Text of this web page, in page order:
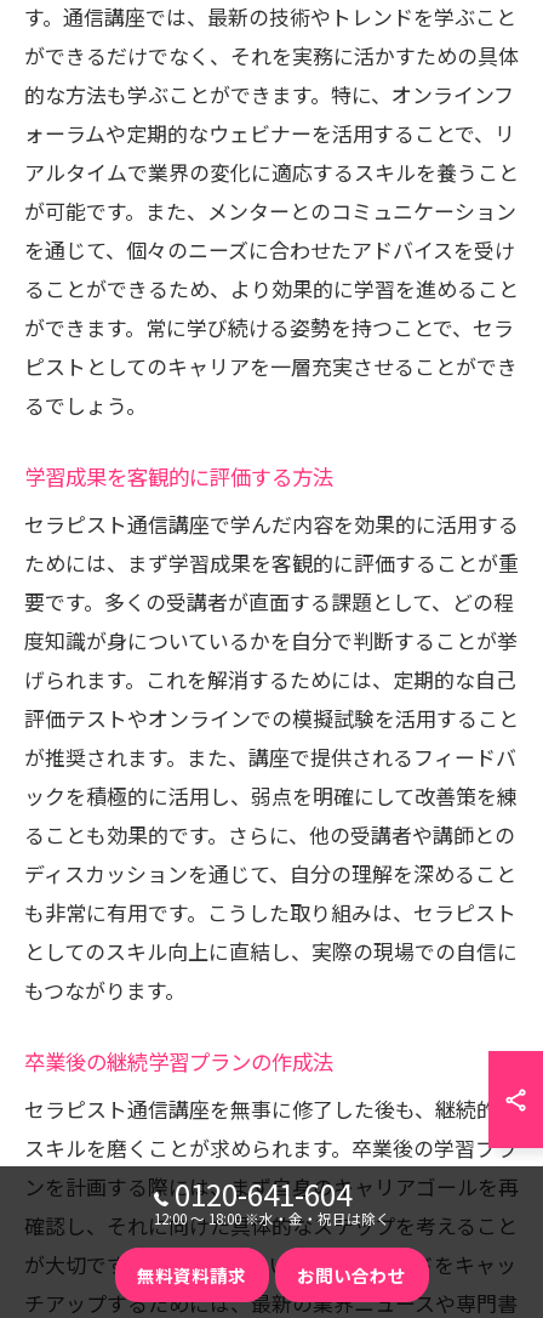
す。通信講座では、最新の技術やトレンドを学ぶこと
ができるだけでなく、それを実務に活かすための具体
的な方法も学ぶことができます。特に、オンラインフ
ォーラムや定期的なウェビナーを活用することで、リ
アルタイムで業界の変化に適応するスキルを養うこと
が可能です。また、メンターとのコミュニケーション
を通じて、個々のニーズに合わせたアドバイスを受け
ることができるため、より効果的に学習を進めること
ができます。常に学び続ける姿勢を持つことで、セラ
ピストとしてのキャリアを一層充実させることができ
るでしょう。
学習成果を客観的に評価する方法
セラピスト通信講座で学んだ内容を効果的に活用する
ためには、まず学習成果を客観的に評価することが重
要です。多くの受講者が直面する課題として、どの程
度知識が身についているかを自分で判断することが挙
げられます。これを解消するためには、定期的な自己
評価テストやオンラインでの模擬試験を活用すること
が推奨されます。また、講座で提供されるフィードバ
ックを積極的に活用し、弱点を明確にして改善策を練
ることも効果的です。さらに、他の受講者や講師との
ディスカッションを通じて、自分の理解を深めること
も非常に有用です。こうした取り組みは、セラピスト
としてのスキル向上に直結し、実際の現場での自信に
もつながります。
卒業後の継続学習プランの作成法
セラピスト通信講座を無事に修了した後も、継続的に
スキルを磨くことが求められます。卒業後の学習プラ
ンを計画する際には、まず自身のキャリアゴールを再
確認し、それに向けた具体的なステップを考えること
が大切です。例えば、新しい技術やトレンドをキャッ
チアップするためには、最新の業界ニュースや専門書
0120-641-604
12:00 〜 18:00 ※水・金・祝日は除く
無料資料請求 お問い合わせ